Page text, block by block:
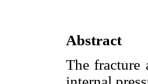
Abstract
The fracture